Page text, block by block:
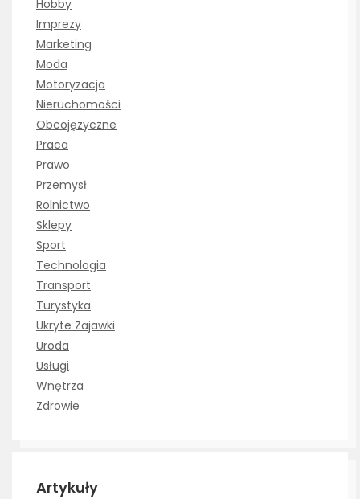
Hobby
Imprezy
Marketing
Moda
Motoryzacja
Nieruchomości
Obcojęzyczne
Praca
Prawo
Przemysł
Rolnictwo
Sklepy
Sport
Technologia
Transport
Turystyka
Ukryte Zajawki
Uroda
Usługi
Wnętrza
Zdrowie
Artykuły